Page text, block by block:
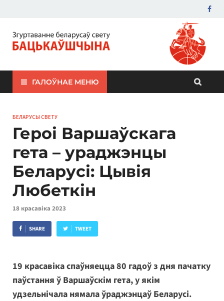
ЗБС "Бацькаўшчына"
ГАЛОЎНАЕ МЕНЮ
БЕЛАРУСЫ СВЕТУ
Героі Варшаўскага
гета – ураджэнцы
Беларусі: Цывія
Любеткін
18 красавіка 2023
SHARE TWEET
19 красавіка спаўняецца 80 гадоў з дня пачатку
паўстання ў Варшаўскім гета, у якім
удзельнічала нямала ўраджэнцаў Беларусі.